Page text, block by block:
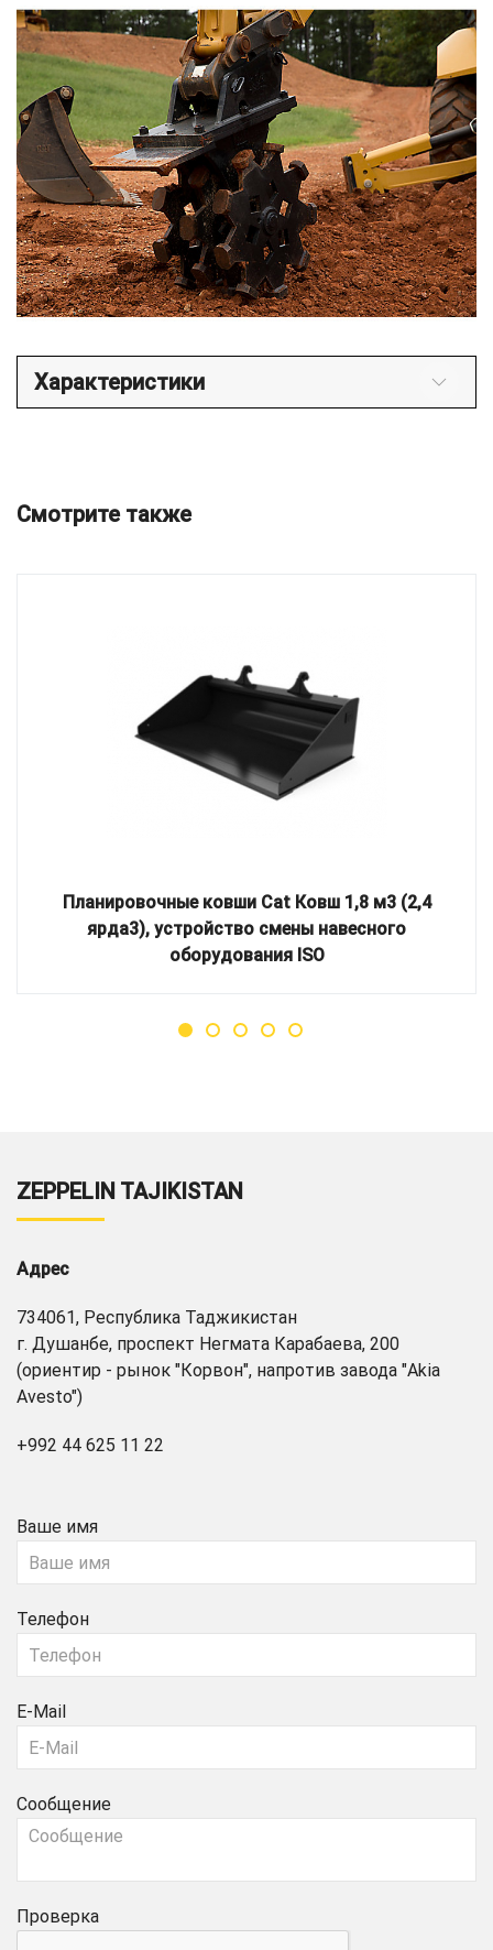
Характеристики
Смотрите также
Планировочные ковши Cat Ковш 1,8 м3 (2,4
ярда3), устройство смены навесного
оборудования ISO
ZEPPELIN TAJIKISTAN
Адрес
734061, Республика Таджикистан
г. Душанбе, проспект Негмата Карабаева, 200
(ориентир - рынок "Корвон", напротив завода "Akia
Avesto")
+992 44 625 11 22
Ваше имя
Телефон
E-Mail
Сообщение
Проверка